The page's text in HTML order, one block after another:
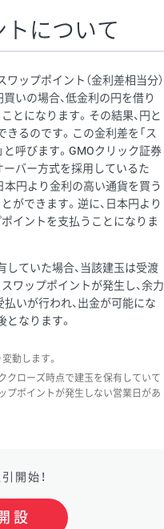
について
ップポイント（金利差相当分）
いの場合、低金利の円を借り
とになります。その結果、円と
るのです。この金利差を「ス
と呼びます。GMOクリック証券
ーバー方式を採用しているた
本円より金利の高い通貨を買う
ができます。逆に、日本円より
イントを支払うことになりま
ていた場合、当該建玉は受渡
ワップポイントが発生し、余力
いが行われ、出金が可能にな
なります。
動します。
クローズ時点で建玉を保有していて
プポイントが発生しない営業日があ
開始！
設